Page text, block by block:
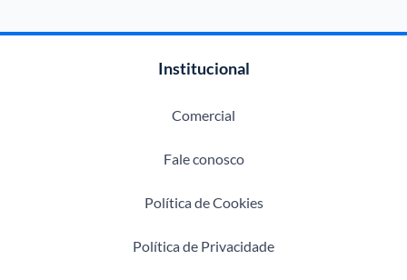
Institucional
Comercial
Fale conosco
Política de Cookies
Política de Privacidade